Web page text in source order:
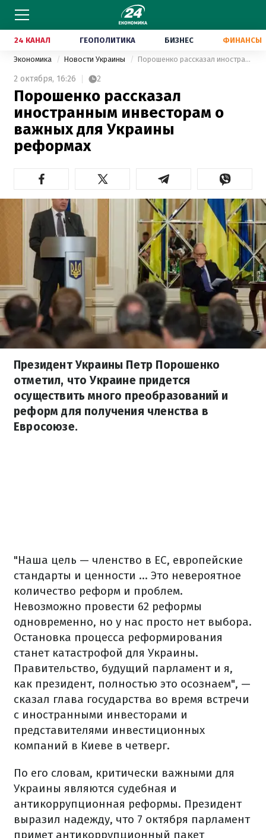
24 КАНАЛ ГЕОПОЛИТИКА БИЗНЕС ФИНАНСЫ
Экономика Новости Украины Порошенко рассказал иностранным инвесторам о важных для Украины реформах
2 октября, 16:26 2
Порошенко рассказал
иностранным инвесторам о
важных для Украины
реформах
Президент Украины Петр Порошенко
отметил, что Украине придется
осуществить много преобразований и
реформ для получения членства в
Евросоюзе.
"Наша цель — членство в ЕС, европейские
стандарты и ценности ... Это невероятное
количество реформ и проблем.
Невозможно провести 62 реформы
одновременно, но у нас просто нет выбора.
Остановка процесса реформирования
станет катастрофой для Украины.
Правительство, будущий парламент и я,
как президент, полностью это осознаем", —
сказал глава государства во время встречи
с иностранными инвесторами и
представителями инвестиционных
компаний в Киеве в четверг.
По его словам, критически важными для
Украины являются судебная и
антикоррупционная реформы. Президент
выразил надежду, что 7 октября парламент
примет антикоррупционный пакет